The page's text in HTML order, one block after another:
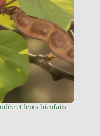
et leurs bienfaits